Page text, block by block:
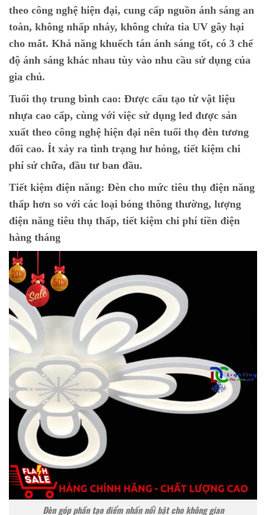
theo công nghệ hiện đại, cung cấp nguồn ánh sáng an
toàn, không nhấp nháy, không chứa tia UV gây hại
cho mắt. Khả năng khuếch tán ánh sáng tốt, có 3 chế
độ ánh sáng khác nhau tùy vào nhu cầu sử dụng của
gia chủ.
Tuổi thọ trung bình cao: Được cấu tạo từ vật liệu
nhựa cao cấp, cùng với việc sử dụng led được sản
xuất theo công nghệ hiện đại nên tuổi thọ đèn tương
đối cao. Ít xảy ra tình trạng hư hỏng, tiết kiệm chi
phí sử chữa, đầu tư ban đầu.
Tiết kiệm điện năng: Đèn cho mức tiêu thụ điện năng
thấp hơn so với các loại bóng thông thường, lượng
điện năng tiêu thụ thấp, tiết kiệm chi phí tiền điện
hàng tháng
Đèn góp phần tạo điểm nhấn nổi bật cho không gian